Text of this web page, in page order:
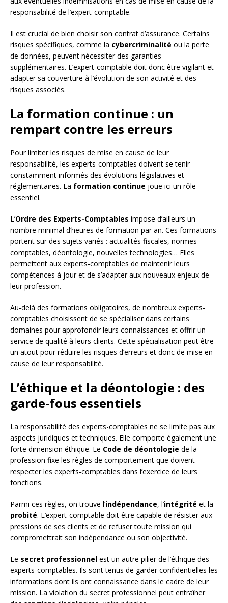
responsabilité de l’expert-comptable.
Il est crucial de bien choisir son contrat d’assurance. Certains
risques spécifiques, comme la cybercriminalité ou la perte
de données, peuvent nécessiter des garanties
supplémentaires. L’expert-comptable doit donc être vigilant et
adapter sa couverture à l’évolution de son activité et des
risques associés.
La formation continue : un
rempart contre les erreurs
Pour limiter les risques de mise en cause de leur
responsabilité, les experts-comptables doivent se tenir
constamment informés des évolutions législatives et
réglementaires. La formation continue joue ici un rôle
essentiel.
L’Ordre des Experts-Comptables impose d’ailleurs un
nombre minimal d’heures de formation par an. Ces formations
portent sur des sujets variés : actualités fiscales, normes
comptables, déontologie, nouvelles technologies… Elles
permettent aux experts-comptables de maintenir leurs
compétences à jour et de s’adapter aux nouveaux enjeux de
leur profession.
Au-delà des formations obligatoires, de nombreux experts-
comptables choisissent de se spécialiser dans certains
domaines pour approfondir leurs connaissances et offrir un
service de qualité à leurs clients. Cette spécialisation peut être
un atout pour réduire les risques d’erreurs et donc de mise en
cause de leur responsabilité.
L’éthique et la déontologie : des
garde-fous essentiels
La responsabilité des experts-comptables ne se limite pas aux
aspects juridiques et techniques. Elle comporte également une
forte dimension éthique. Le Code de déontologie de la
profession fixe les règles de comportement que doivent
respecter les experts-comptables dans l’exercice de leurs
fonctions.
Parmi ces règles, on trouve l’indépendance, l’intégrité et la
probité. L’expert-comptable doit être capable de résister aux
pressions de ses clients et de refuser toute mission qui
compromettrait son indépendance ou son objectivité.
Le secret professionnel est un autre pilier de l’éthique des
experts-comptables. Ils sont tenus de garder confidentielles les
informations dont ils ont connaissance dans le cadre de leur
mission. La violation du secret professionnel peut entraîner